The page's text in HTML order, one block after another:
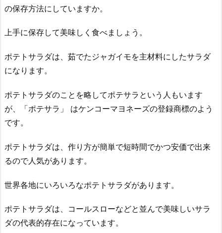
の保存方法にしていますか。
上手に保存して美味しく食べましょう。
ポテトサラダは、茹でたジャガイモを主材料にしたサラダ
になります。
ポテトサラダのことを略してポテサラという人もいます
が、「ポテサラ」 はケンコーマヨネーズの登録商標のよう
です。
ポテトサラダは、作り方が簡単で短時間でかつ安価で出来
るので人気があります。
世界各地にいろいろなポテトサラダがあります。
ポテトサラダは、コールスローなどと並んで美味しいサラ
ダの代表的存在になっています。